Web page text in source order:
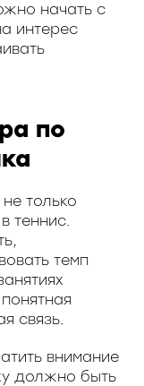
начать с
интерес
по
только
теннис.
темп
связь.
внимание
должно быть